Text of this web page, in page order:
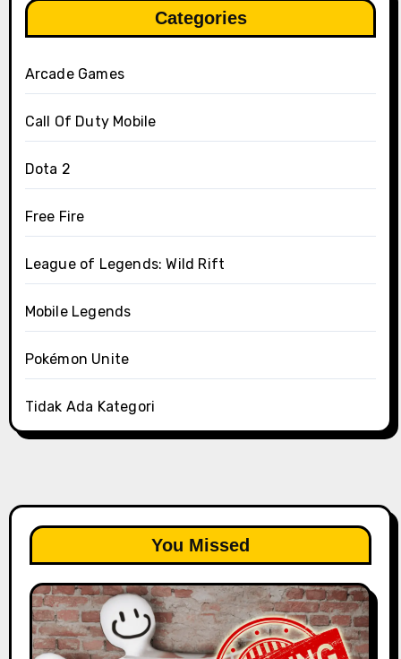
Categories
Arcade Games
Call Of Duty Mobile
Dota 2
Free Fire
League of Legends: Wild Rift
Mobile Legends
Pokémon Unite
Tidak Ada Kategori
You Missed